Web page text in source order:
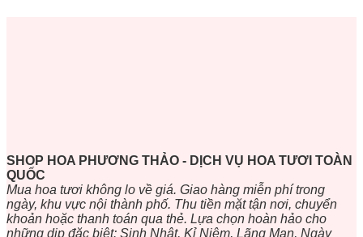
SHOP HOA PHƯƠNG THẢO - DỊCH VỤ HOA TƯƠI TOÀN
QUỐC
Mua hoa tươi không lo về giá. Giao hàng miễn phí trong
ngày, khu vực nội thành phố. Thu tiền mặt tận nơi, chuyển
khoản hoặc thanh toán qua thẻ. Lựa chọn hoàn hảo cho
những dịp đặc biệt: Sinh Nhật, Kỉ Niệm, Lãng Mạn, Ngày